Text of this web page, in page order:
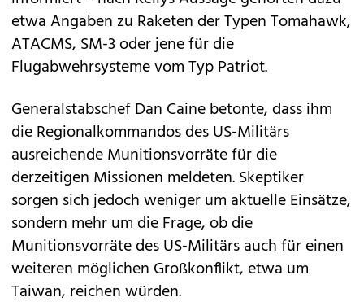
etwa Angaben zu Raketen der Typen Tomahawk,
ATACMS, SM-3 oder jene für die
Flugabwehrsysteme vom Typ Patriot.
Generalstabschef Dan Caine betonte, dass ihm
die Regionalkommandos des US-Militärs
ausreichende Munitionsvorräte für die
derzeitigen Missionen meldeten. Skeptiker
sorgen sich jedoch weniger um aktuelle Einsätze,
sondern mehr um die Frage, ob die
Munitionsvorräte des US-Militärs auch für einen
weiteren möglichen Großkonflikt, etwa um
Taiwan, reichen würden.